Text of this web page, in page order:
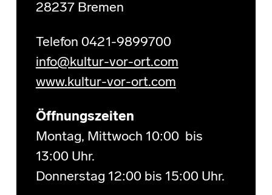
28237 Bremen
Telefon 0421-9899700
info@kultur-vor-ort.com
www.kultur-vor-ort.com
Öffnungszeiten
Montag, Mittwoch 10:00 bis
13:00 Uhr.
Donnerstag 12:00 bis 15:00 Uhr.